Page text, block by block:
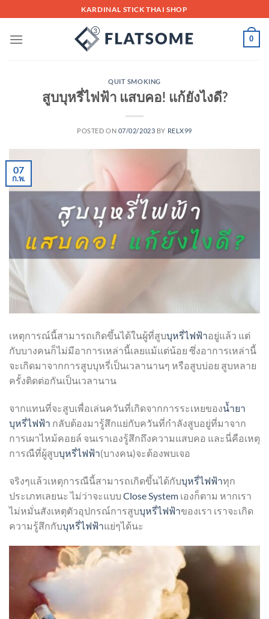
to
content
KARDINAL STICK THAI SHOP
0
QUIT SMOKING
สูบบุหรี่ไฟฟ้า แสบคอ! แก้ยังไงดี?
POSTED ON 07/02/2023 BY RELX99
07
ก.พ.
เหตุการณ์นี้สามารถเกิดขึ้นได้ในผู้ที่สูบบุหรี่ไฟฟ้าอยู่แล้ว แต่
กับบางคนก็ไม่มีอาการเหล่านี้เลยแม้แต่น้อย ซึ่งอาการเหล่านี้
จะเกิดมาจากการสูบบุหรี่เป็นเวลานานๆ หรือสูบบ่อย สูบหลาย
ครั้งติดต่อกันเป็นเวลานาน
จากแทนที่จะสูบเพื่อเล่นควันที่เกิดจากการระเหยของน้ำยา
บุหรี่ไฟฟ้า กลับต้องมารู้สึกแย่กับควันที่กำลังสูบอยู่ที่มาจาก
การเผาไหม้คอยล์ จนเราเองรู้สึกถึงความแสบคอ และนี่คือเหตุ
การณืที่ผู้สูบบุหรี่ไฟฟ้า(บางคน)จะต้องพบเจอ
จริงๆแล้วเหตุการณืนี้สามารถเกิดขึ้นได้กับบุหรี่ไฟฟ้าทุก
ประเภทเลยนะ ไม่ว่าจะแบบ Close System เองก็ตาม หากเรา
ไม่หมั่นสังเหตุตัวอุปกรณ์การสูบบุหรี่ไฟฟ้าของเรา เราจะเกิด
ความรู้สึกกับบุหรี่ไฟฟ้าแย่ๆได้นะ